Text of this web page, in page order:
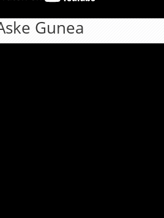
Gunea